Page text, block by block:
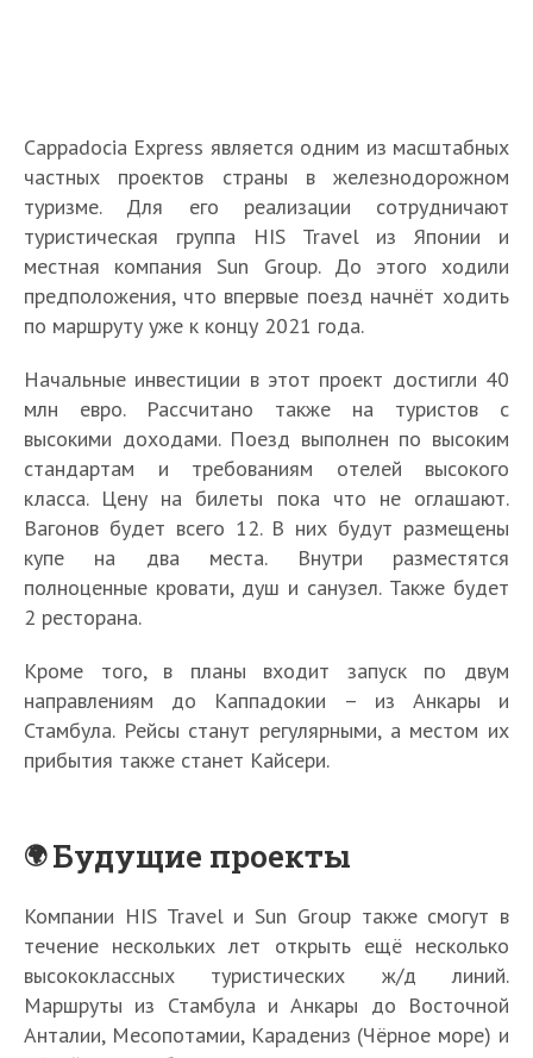
Cappadocia Express является одним из масштабных
частных проектов страны в железнодорожном
туризме. Для его реализации сотрудничают
туристическая группа HIS Travel из Японии и
местная компания Sun Group. До этого ходили
предположения, что впервые поезд начнёт ходить
по маршруту уже к концу 2021 года.
Начальные инвестиции в этот проект достигли 40
млн евро. Рассчитано также на туристов с
высокими доходами. Поезд выполнен по высоким
стандартам и требованиям отелей высокого
класса. Цену на билеты пока что не оглашают.
Вагонов будет всего 12. В них будут размещены
купе на два места. Внутри разместятся
полноценные кровати, душ и санузел. Также будет
2 ресторана.
Кроме того, в планы входит запуск по двум
направлениям до Каппадокии – из Анкары и
Стамбула. Рейсы станут регулярными, а местом их
прибытия также станет Кайсери.
Будущие проекты
Компании HIS Travel и Sun Group также смогут в
течение нескольких лет открыть ещё несколько
высококлассных туристических ж/д линий.
Маршруты из Стамбула и Анкары до Восточной
Анталии, Месопотамии, Карадениз (Чёрное море) и